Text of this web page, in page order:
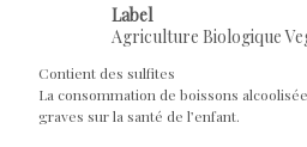
Label
Agriculture Biologique
Contient des sulfites
La consommation de boissons
graves sur la santé de l’enfant.